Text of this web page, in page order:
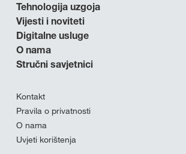
Tehnologija uzgoja
Vijesti i noviteti
Digitalne usluge
O nama
Stručni savjetnici
Kontakt
Pravila o privatnosti
O nama
Uvjeti korištenja